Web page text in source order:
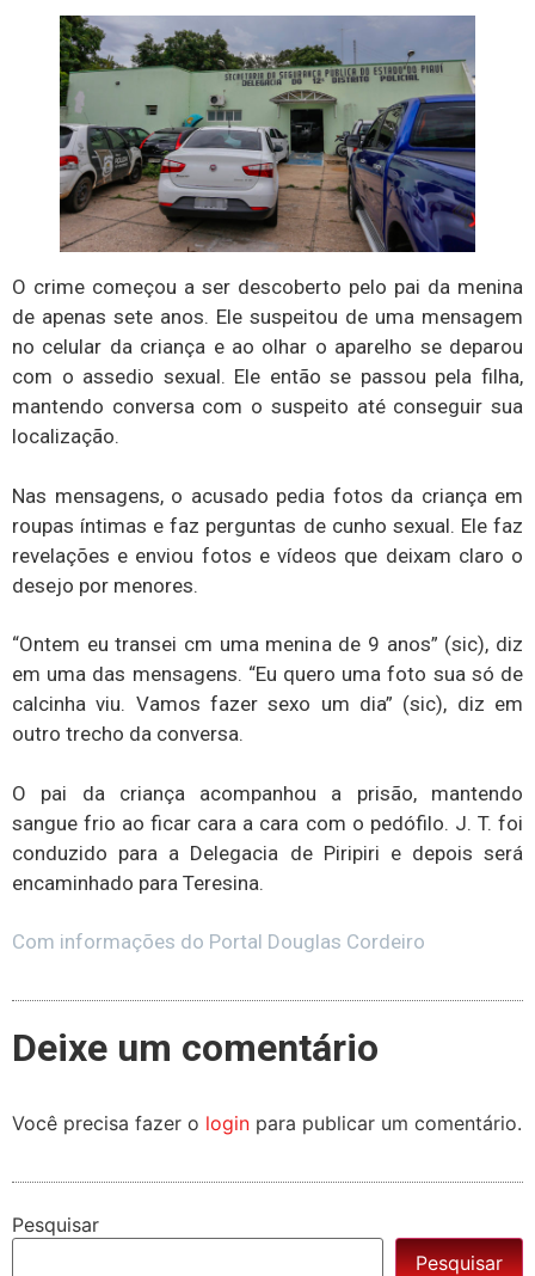
O crime começou a ser descoberto pelo pai da menina
de apenas sete anos. Ele suspeitou de uma mensagem
no celular da criança e ao olhar o aparelho se deparou
com o assedio sexual. Ele então se passou pela filha,
mantendo conversa com o suspeito até conseguir sua
localização.
Nas mensagens, o acusado pedia fotos da criança em
roupas íntimas e faz perguntas de cunho sexual. Ele faz
revelações e enviou fotos e vídeos que deixam claro o
desejo por menores.
“Ontem eu transei cm uma menina de 9 anos” (sic), diz
em uma das mensagens. “Eu quero uma foto sua só de
calcinha viu. Vamos fazer sexo um dia” (sic), diz em
outro trecho da conversa.
O pai da criança acompanhou a prisão, mantendo
sangue frio ao ficar cara a cara com o pedófilo. J. T. foi
conduzido para a Delegacia de Piripiri e depois será
encaminhado para Teresina.
Com informações do Portal Douglas Cordeiro
Deixe um comentário
Você precisa fazer o login para publicar um comentário.
Pesquisar
Pesquisar